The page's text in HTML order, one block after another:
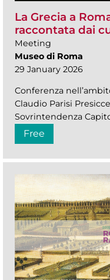
La Grecia a
raccontata dai
Meeting
Museo di Roma
29 January 2026
Conferenza
Claudio Parisi
Sovrintendenza
Free